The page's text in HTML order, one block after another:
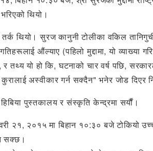
थियो।
थियो। सुरज कानुनी टोलीका वकिल
औंल्याए (पहिलो मुद्दामा, यो व्याख्या
तथ्य यो हो कि, घटनाको चार वर्ष पछि,
अस्वीकार गर्न सक्दैन" भनेर जोड दिएर
हिबिया पुस्तकालय र संस्कृति केन्द्रमा सर्यौं।
२१, २०१५ मा बिहान १०:३० बजे टोकियो
सक्छ।